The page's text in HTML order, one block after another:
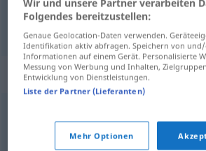
distraído unaufmerksam
Synonyme für
unachtsam,unkonzentriert
Wir und unsere Partner verarbeiten
Folgendes bereitzustellen:
Genaue Geolocation-Daten verwenden.
Identifikation aktiv abfragen. Speichern von
Informationen auf einem Gerät. Personalisierte
Messung von Werbung und Inhalten,
Entwicklung von Dienstleistungen.
Liste der Partner (Lieferanten)
Mehr Optionen